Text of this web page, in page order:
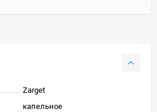
Zarget
капельное